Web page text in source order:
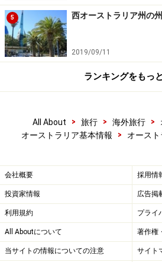
5 西オーストラリア州の
2019/09/11
ランキングをもっ
All About > 旅行 > 海外旅行 >
オーストラリア基本情報
> オース
会社概要 採用情
投資家情報 広告掲
利用規約 プライ
All Aboutについて 著作権
当サイトの情報についての注意 サイト